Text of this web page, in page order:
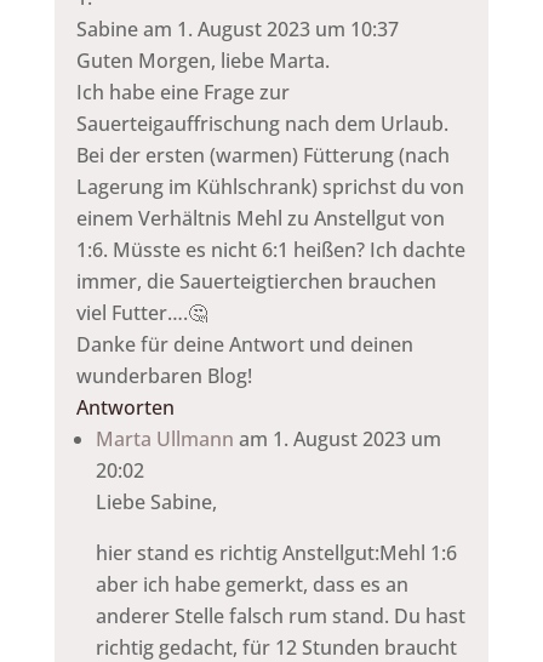
Sabineam 1. August 2023 um 10:37
Guten Morgen, liebe Marta.
Ich habe eine Frage zur
Sauerteigauffrischung nach dem Urlaub.
Bei der ersten (warmen) Fütterung (nach
Lagerung im Kühlschrank) sprichst du von
einem Verhältnis Mehl zu Anstellgut von
1:6. Müsste es nicht 6:1 heißen? Ich dachte
immer, die Sauerteigtierchen brauchen
viel Futter….🤔
Danke für deine Antwort und deinen
wunderbaren Blog!
Antworten
Marta Ullmann am 1. August 2023 um
20:02
Liebe Sabine,
hier stand es richtig Anstellgut:Mehl 1:6
aber ich habe gemerkt, dass es an
anderer Stelle falsch rum stand. Du hast
richtig gedacht, für 12 Stunden braucht